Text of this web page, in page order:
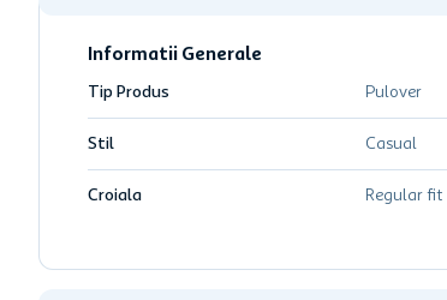
Informatii Generale
Tip Produs Pulover
Stil Casual
Croiala Regular fit